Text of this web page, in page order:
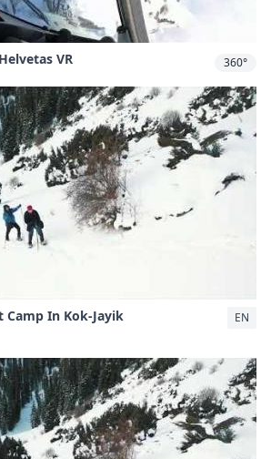
VR 360°
In Kok-Jayik
EN